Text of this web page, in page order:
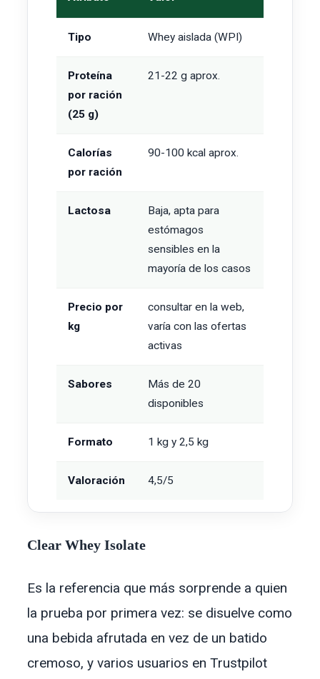
Tipo Whey aislada (WPI)
Proteína
por ración
(25 g)
21-22 g aprox.
Calorías
por ración
90-100 kcal aprox.
Lactosa
Baja, apta para
estómagos
sensibles en la
mayoría de los casos
Precio por
kg
consultar en la web,
varía con las ofertas
activas
Sabores
Más de 20
disponibles
Formato 1 kg y 2,5 kg
Valoración 4,5/5
Clear Whey Isolate
Es la referencia que más sorprende a quien
la prueba por primera vez: se disuelve como
una bebida afrutada en vez de un batido
cremoso, y varios usuarios en Trustpilot